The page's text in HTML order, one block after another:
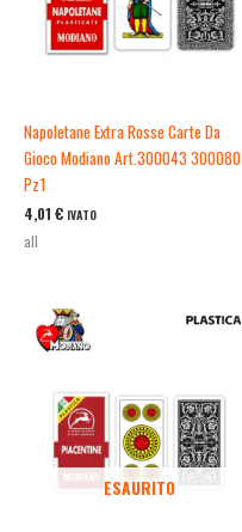
Napoletane Extra Rosse Carte Da
Gioco Modiano Art.300043 300080
Pz1
4,01 € IVATO
all
ESAURITO